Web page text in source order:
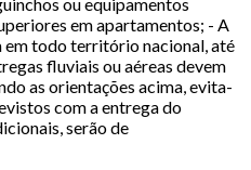
em apartamentos; - A
todo território nacional, até
fluviais ou aéreas devem
as orientações acima, evita-
com a entrega do
serão de